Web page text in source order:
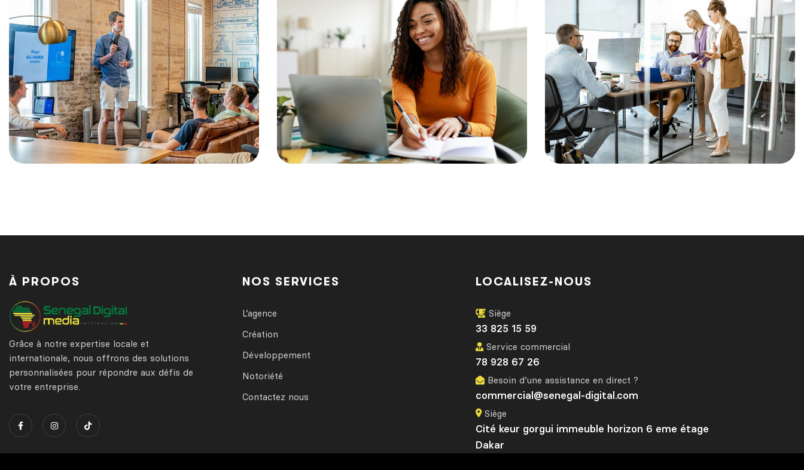
À PROPOS
Grâce à notre expertise locale et
internationale, nous offrons des solutions
personnalisées pour répondre aux défis de
votre entreprise.
NOS SERVICES
L’agence
Création
Développement
Notoriété
Contactez nous
LOCALISEZ-NOUS
Siège
33 825 15 59
Service commercial
78 928 67 26
Besoin d’une assistance en direct ?
commercial@senegal-digital.com
Siège
Cité keur gorgui immeuble horizon 6 eme étage
Dakar